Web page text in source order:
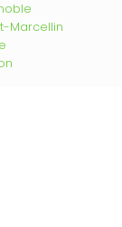
Marcellin